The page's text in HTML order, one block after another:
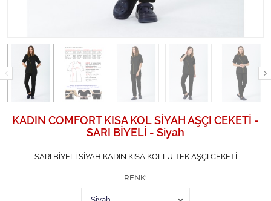
KADIN COMFORT KISA KOL SİYAH AŞÇI CEKETİ -
SARI BİYELİ - Siyah
SARI BİYELİ SİYAH KADIN KISA KOLLU TEK AŞÇI CEKETİ
RENK